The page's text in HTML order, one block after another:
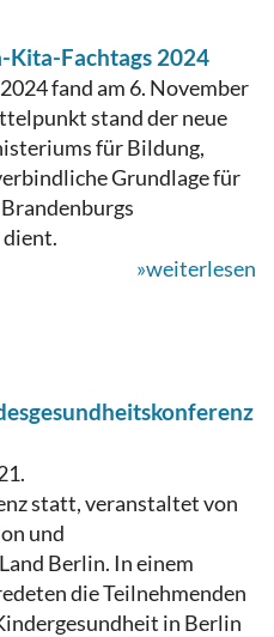
Kita-Fachtags 2024
fand am 6. November
stand der neue
für Bildung,
Grundlage für
»weiterlesen
statt, veranstaltet von
und
Berlin. In einem
die Teilnehmenden
in Berlin